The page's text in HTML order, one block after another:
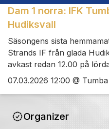
Dam 1 norra: IFK
Hudiksvall
Säsongens sista
Strands IF från glada
avkast redan 12.00 på
07.03.2026 12:00 @
Organizer